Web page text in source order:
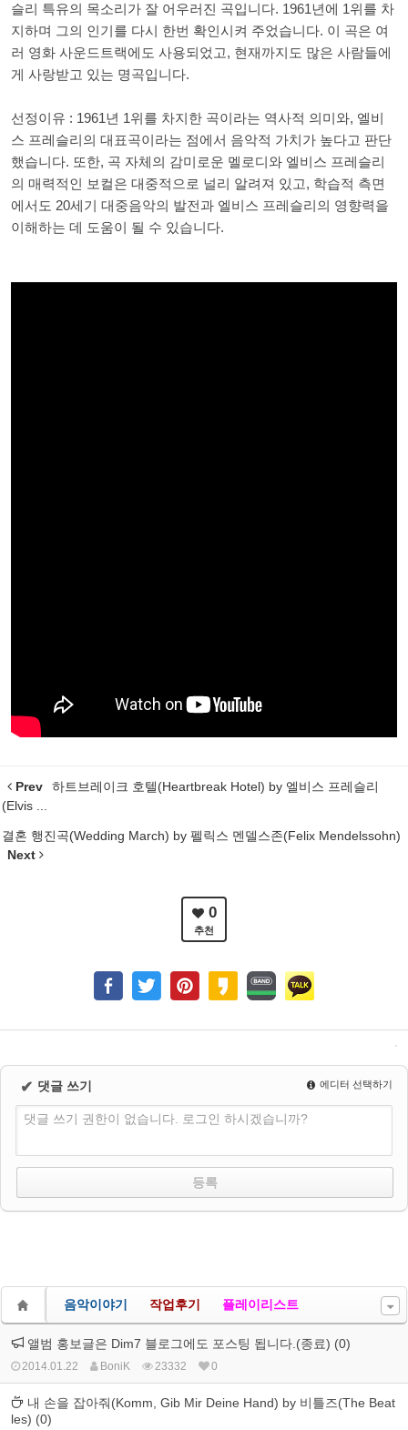
슬리 특유의 목소리가 잘 어우러진 곡입니다. 1961년에 1위를 차
지하며 그의 인기를 다시 한번 확인시켜 주었습니다. 이 곡은 여
러 영화 사운드트랙에도 사용되었고, 현재까지도 많은 사람들에
게 사랑받고 있는 명곡입니다.
선정이유 : 1961년 1위를 차지한 곡이라는 역사적 의미와, 엘비
스 프레슬리의 대표곡이라는 점에서 음악적 가치가 높다고 판단
했습니다. 또한, 곡 자체의 감미로운 멜로디와 엘비스 프레슬리
의 매력적인 보컬은 대중적으로 널리 알려져 있고, 학습적 측면
에서도 20세기 대중음악의 발전과 엘비스 프레슬리의 영향력을
이해하는 데 도움이 될 수 있습니다.
Prev
하트브레이크 호텔(Heartbreak Hotel) by 엘비스 프레슬리
(Elvis ...
결혼 행진곡(Wedding March) by 펠릭스 멘델스존(Felix Mendelssohn)
Next
0
추천
✔ 댓글 쓰기 에디터 선택하기
댓글 쓰기 권한이 없습니다. 로그인 하시겠습니까?
음악이야기 작업후기 플레이리스트
앨범 홍보글은 Dim7 블로그에도 포스팅 됩니다.(종료) (0)
2014.01.22 BoniK 23332 0
내 손을 잡아줘(Komm, Gib Mir Deine Hand) by 비틀즈(The Beat
les) (0)